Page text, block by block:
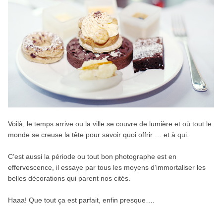
Voilà, le temps arrive ou la ville se couvre de lumière et où tout le
monde se creuse la tête pour savoir quoi offrir … et à qui.
C’est aussi la période ou tout bon photographe est en
effervescence, il essaye par tous les moyens d’immortaliser les
belles décorations qui parent nos cités.
Haaa! Que tout ça est parfait, enfin presque….